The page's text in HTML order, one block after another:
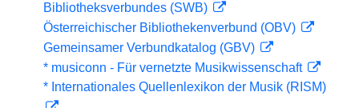
Bibliotheksverbundes (SWB)
Österreichischer Bibliothekenverbund (OBV)
Gemeinsamer Verbundkatalog (GBV)
* musiconn - Für vernetzte Musikwissenschaft
* Internationales Quellenlexikon der Musik (RISM)